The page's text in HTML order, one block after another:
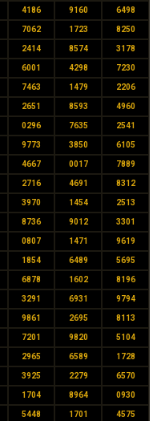
4186 9160 6498
7062 1723 8250
2414 8574 3178
6001 4298 7230
7463 1479 2206
2651 8593 4960
0296 7635 2541
9773 3850 6105
4667 0017 7889
2716 4691 8312
3970 1454 2513
8736 9012 3301
0807 1471 9619
1854 6489 5695
6878 1602 8196
3291 6931 9794
9861 2695 8113
7201 9820 5104
2965 6589 1728
3925 2279 6570
1704 8964 0930
5448 1701 4575